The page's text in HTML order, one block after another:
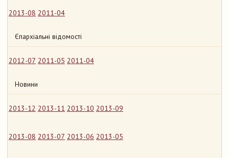
2013-08 2011-04
Єпархіальні відомості
2012-07 2011-05 2011-04
Новини
2013-12 2013-11 2013-10 2013-09
2013-08 2013-07 2013-06 2013-05